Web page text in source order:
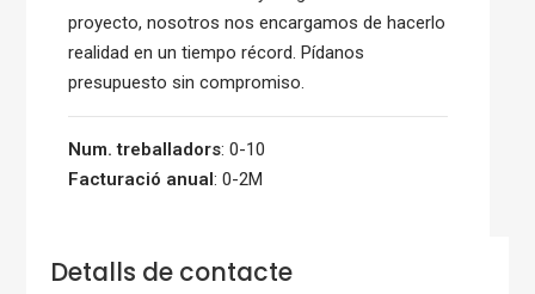
proyecto, nosotros nos encargamos de hacerlo
realidad en un tiempo récord. Pídanos
presupuesto sin compromiso.
Num. treballadors: 0-10
Facturació anual: 0-2M
Detalls de contacte